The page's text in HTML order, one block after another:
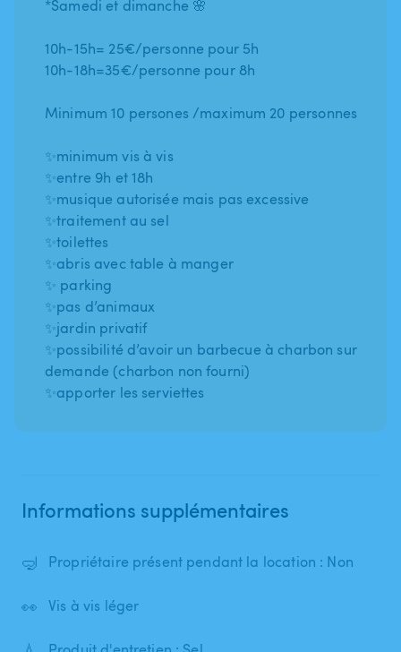
*Samedi et dimanche 🌸
10h-15h= 25€/personne pour 5h
10h-18h=35€/personne pour 8h
Minimum 10 persones /maximum 20 personnes
✨minimum vis à vis
✨entre 9h et 18h
✨musique autorisée mais pas excessive
✨traitement au sel
✨toilettes
✨abris avec table à manger
✨ parking
✨pas d’animaux
✨jardin privatif
✨possibilité d’avoir un barbecue à charbon sur
demande (charbon non fourni)
✨apporter les serviettes
Informations supplémentaires
🤿 Propriétaire présent pendant la location : Non
👀 Vis à vis léger